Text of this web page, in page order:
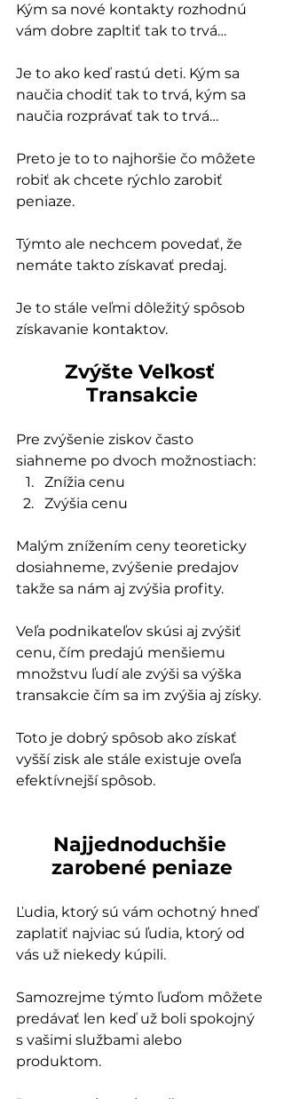
Kým sa nové kontakty rozhodnú
vám dobre zapltiť tak to trvá…
Je to ako keď rastú deti. Kým sa
naučia chodiť tak to trvá, kým sa
naučia rozprávať tak to trvá…
Preto je to to najhoršie čo môžete
robiť ak chcete rýchlo zarobiť
peniaze.
Týmto ale nechcem povedať, že
nemáte takto získavať predaj.
Je to stále veľmi dôležitý spôsob
získavanie kontaktov.
Zvýšte Veľkosť
Transakcie
Pre zvýšenie ziskov často
siahneme po dvoch možnostiach:
Znížia cenu
Zvýšia cenu
Malým znížením ceny teoreticky
dosiahneme, zvýšenie predajov
takže sa nám aj zvýšia profity.
Veľa podnikateľov skúsi aj zvýšiť
cenu, čím predajú menšiemu
množstvu ľudí ale zvýši sa výška
transakcie čím sa im zvýšia aj získy.
Toto je dobrý spôsob ako získať
vyšší zisk ale stále existuje oveľa
efektívnejší spôsob.
Najjednoduchšie
zarobené peniaze
Ľudia, ktorý sú vám ochotný hneď
zaplatiť najviac sú ľudia, ktorý od
vás už niekedy kúpili.
Samozrejme týmto ľuďom môžete
predávať len keď už boli spokojný
s vašimi službami alebo
produktom.